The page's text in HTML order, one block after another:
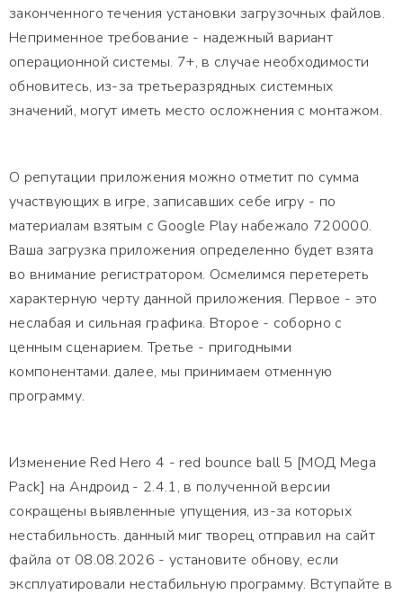
законченного течения установки загрузочных файлов.
Неприменное требование - надежный вариант
операционной системы. 7+, в случае необходимости
обновитесь, из-за третьеразрядных системных
значений, могут иметь место осложнения с монтажом.
О репутации приложения можно отметит по сумма
участвующих в игре, записавших себе игру - по
материалам взятым с Google Play набежало 720000.
Ваша загрузка приложения определенно будет взята
во внимание регистратором. Осмелимся перетереть
характерную черту данной приложения. Первое - это
неслабая и сильная графика. Второе - соборно с
ценным сценарием. Третье - пригодными
компонентами. далее, мы принимаем отменную
программу.
Изменение Red Hero 4 - red bounce ball 5 [МОД Mega
Pack] на Андроид - 2.4.1, в полученной версии
сокращены выявленные упущения, из-за которых
нестабильность. данный миг творец отправил на сайт
файла от 08.08.2026 - установите обнову, если
эксплуатировали нестабильную программу. Вступайте в